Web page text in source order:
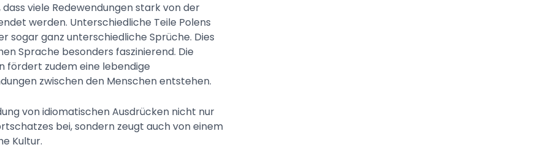
viele Redewendungen stark von der
werden. Unterschiedliche Teile Polens
sogar ganz unterschiedliche Sprüche. Dies
Sprache besonders faszinierend. Die
fördert zudem eine lebendige
zwischen den Menschen entstehen.
von idiomatischen Ausdrücken nicht nur
bei, sondern zeugt auch von einem
Kultur.